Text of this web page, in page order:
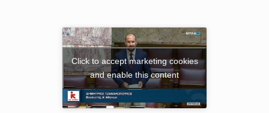
Click to accept marketing cookies
and enable this content